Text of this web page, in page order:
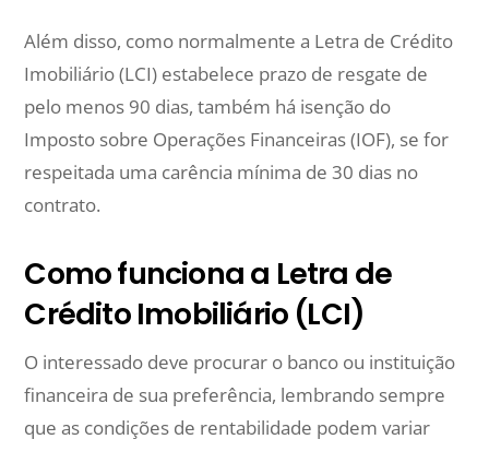
Além disso, como normalmente a Letra de Crédito
Imobiliário (LCI) estabelece prazo de resgate de
pelo menos 90 dias, também há isenção do
Imposto sobre Operações Financeiras (IOF), se for
respeitada uma carência mínima de 30 dias no
contrato.
Como funciona a Letra de
Crédito Imobiliário (LCI)
O interessado deve procurar o banco ou instituição
financeira de sua preferência, lembrando sempre
que as condições de rentabilidade podem variar